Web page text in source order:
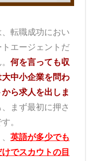
転職成功におい
エージェントだ
何を言っても収
中小企業を問わ
ら求人を出しま
まず最初に押さ
。
英語が多少でも
でスカウトの目